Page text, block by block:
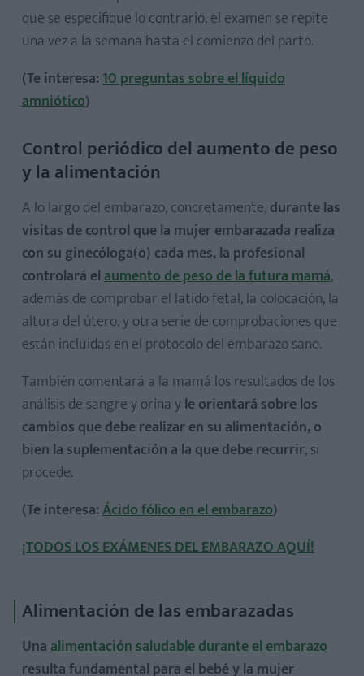
que se especifique lo contrario, el examen se repite
una vez a la semana hasta el comienzo del parto.
(Te interesa:10 preguntas sobre el líquido
amniótico)
Control periódico del aumento de peso
y la alimentación
A lo largo del embarazo, concretamente,durante las
visitas de control que la mujer embarazada realiza
con su ginecóloga(o) cada mes, la profesional
controlará elaumento de peso de la futura mamá,
además de comprobar el latido fetal, la colocación, la
altura del útero, y otra serie de comprobaciones que
están incluidas en el protocolo del embarazo sano.
También comentará a la mamá los resultados de los
análisis de sangre y orina yle orientará sobre los
cambios que debe realizar en su alimentación, o
bien la suplementación a la que debe recurrir, si
procede.
(Te interesa:Ácido fólico en el embarazo)
¡TODOS LOS EXÁMENES DEL EMBARAZO AQUÍ!
Alimentación de las embarazadas
Unaalimentación saludable durante el embarazo
resulta fundamental para el bebé y la mujer